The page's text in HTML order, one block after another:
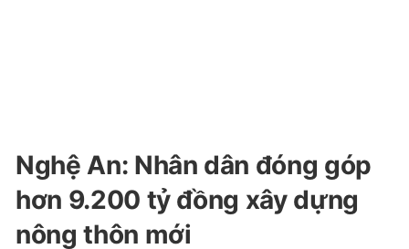
Nghệ An: Nhân dân đóng góp
hơn 9.200 tỷ đồng xây dựng
nông thôn mới